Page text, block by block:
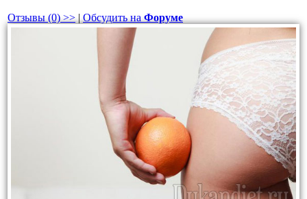
Отзывы (0) >> | Обсудить на Форуме